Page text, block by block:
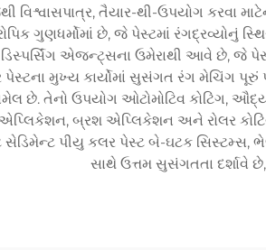
વિશ્વાસપાત્ર, તૈયાર-થી-ઉપયોગ કરવા
ગુણધર્મોમાં છે, જે પેસ્ટમાં
એજન્ટ્સના ઉમેરાથી આવે છે, જે
મુખ્ય કાર્યોમાં સુસંગત રંગ મેચિંગ પૂરું
છે. તેનો ઉપયોગ ઓટોમોટિવ કોટિંગ,
બ્રશ એપ્લિકેશન અને રોલર
સેડિમેન્ટ પીયુ કલર પેસ્ટ બે-ઘટક
સાથે ઉત્તમ સુસંગતતા દર્શાવે